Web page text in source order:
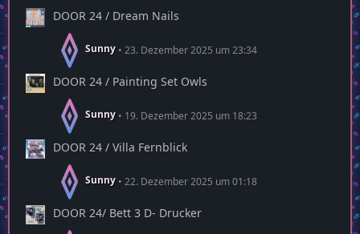
DOOR 24 / Dream Nails
Sunny 23. Dezember 2025 um 23:34
DOOR 24 / Painting Set Owls
Sunny 19. Dezember 2025 um 18:23
DOOR 24 / Villa Fernblick
Sunny 22. Dezember 2025 um 01:18
DOOR 24/ Bett 3 D- Drucker